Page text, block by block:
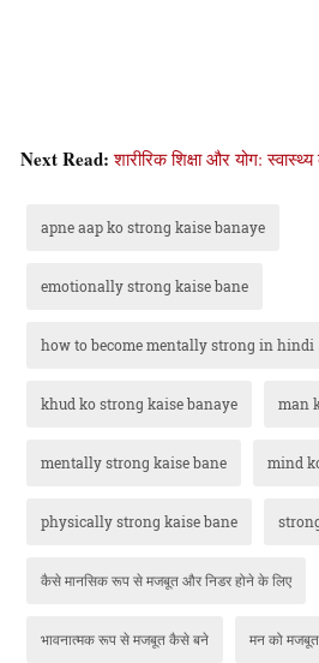
Next Read:शारीरिक शिक्षा और योग:
apne aap ko strong kaise banaye
emotionally strong kaise bane
how to become mentally strong in hindi
khud ko strong kaise banaye man
mentally strong kaise bane mind
physically strong kaise bane
कैसे मानसिक रूप से मजबूत और निडर होने के लिए
भावनात्मक रूप से मजबूत कैसे बने मन को